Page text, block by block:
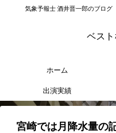
気象予報士 酒井晋一郎のブロ
ベス
ホーム
出演実績
宮崎では月降水量の